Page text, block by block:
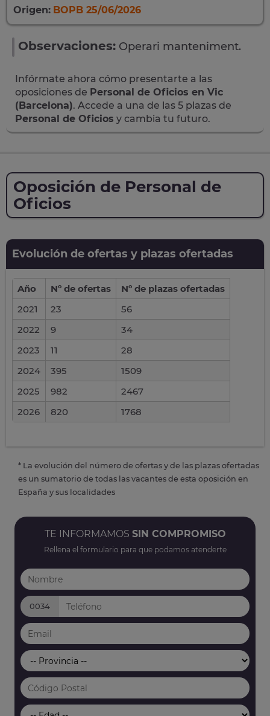
Origen: BOPB 25/06/2026
Observaciones: Operari manteniment.
Infórmate ahora cómo presentarte a las
oposiciones de Personal de Oficios en Vic
(Barcelona). Accede a una de las 5 plazas de
Personal de Oficios y cambia tu futuro.
Oposición de Personal de
Oficios
Evolución de ofertas y plazas ofertadas
Año Nº de ofertas
Nº de plazas ofertadas
2021
23
56
2022
9
34
2023
11
28
2024
395
1509
2025
982
2467
2026
820 1768
* La evolución del número de ofertas y de las plazas ofertadas
es un sumatorio de todas las vacantes de esta oposición en
España y sus localidades
TE INFORMAMOS SIN COMPROMISO
Rellena el formulario para que podamos atenderte
0034